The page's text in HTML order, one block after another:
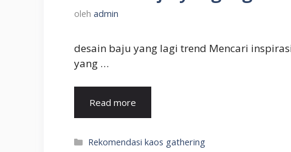
oleh admin
desain baju yang lagi trend Mencari
yang …
Read more
Kategori
Rekomendasi kaos gathering